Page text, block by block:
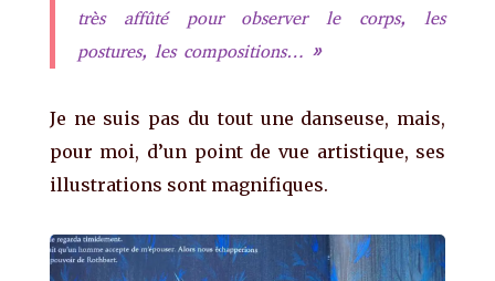
très affûté pour observer le corps, les
postures, les compositions… »
Je ne suis pas du tout une danseuse, mais,
pour moi, d’un point de vue artistique, ses
illustrations sont magnifiques.